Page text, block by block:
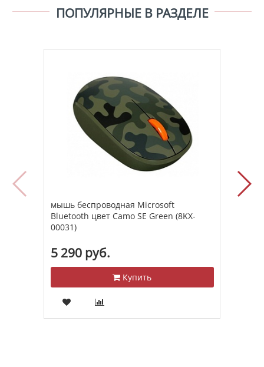
ПОПУЛЯРНЫЕ В РАЗДЕЛЕ
мышь беспроводная Microsoft
Bluetooth цвет Camo SE Green (8KX-
00031)
5 290 руб.
Купить